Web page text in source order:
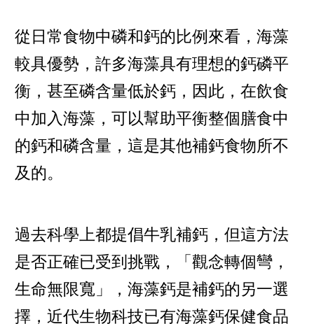
從日常食物中磷和鈣的比例來看，海藻
較具優勢，許多海藻具有理想的鈣磷平
衡，甚至磷含量低於鈣，因此，在飲食
中加入海藻，可以幫助平衡整個膳食中
的鈣和磷含量，這是其他補鈣食物所不
及的。
過去科學上都提倡牛乳補鈣，但這方法
是否正確已受到挑戰，「觀念轉個彎，
生命無限寬」，海藻鈣是補鈣的另一選
擇，近代生物科技已有海藻鈣保健食品